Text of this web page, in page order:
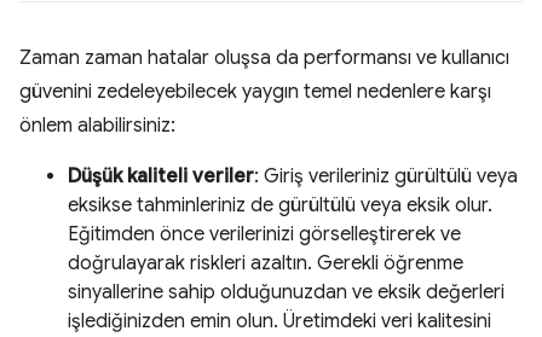
Zaman zaman hatalar oluşsa da performansı ve kullanıcı
güvenini zedeleyebilecek yaygın temel nedenlere karşı
önlem alabilirsiniz:
Düşük kaliteli veriler: Giriş verileriniz gürültülü veya
eksikse tahminleriniz de gürültülü veya eksik olur.
Eğitimden önce verilerinizi görselleştirerek ve
doğrulayarak riskleri azaltın. Gerekli öğrenme
sinyallerine sahip olduğunuzdan ve eksik değerleri
işlediğinizden emin olun. Üretimdeki veri kalitesini